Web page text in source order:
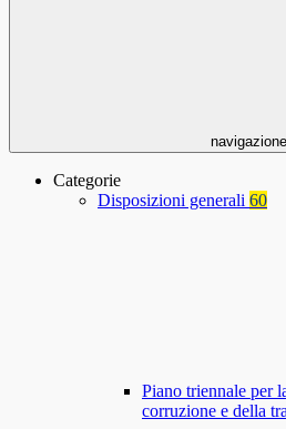
navigazione
Categorie
Disposizioni generali 60
Piano triennale per
corruzione e della